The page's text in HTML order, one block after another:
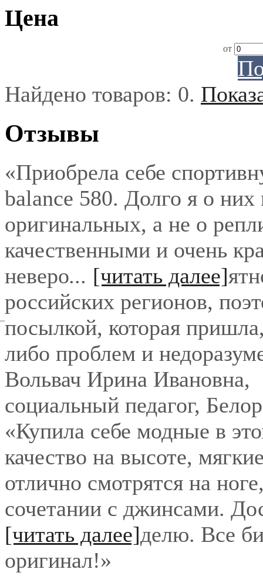
Цена
от
Найдено товаров: 0.
Отзывы
«Приобрела себе
balance 580. Долго я о
оригинальных, а не о
качественными и очень
неверо... [читать далее]
российских регионов,
посылкой, которая
либо проблем и
Вольвач Ирина Ивановна,
социальный педагог,
«Купила себе модные в
качество на высоте,
отлично смотрятся на
сочетании с джинсами.
[читать далее]делю. Все
оригинал!»